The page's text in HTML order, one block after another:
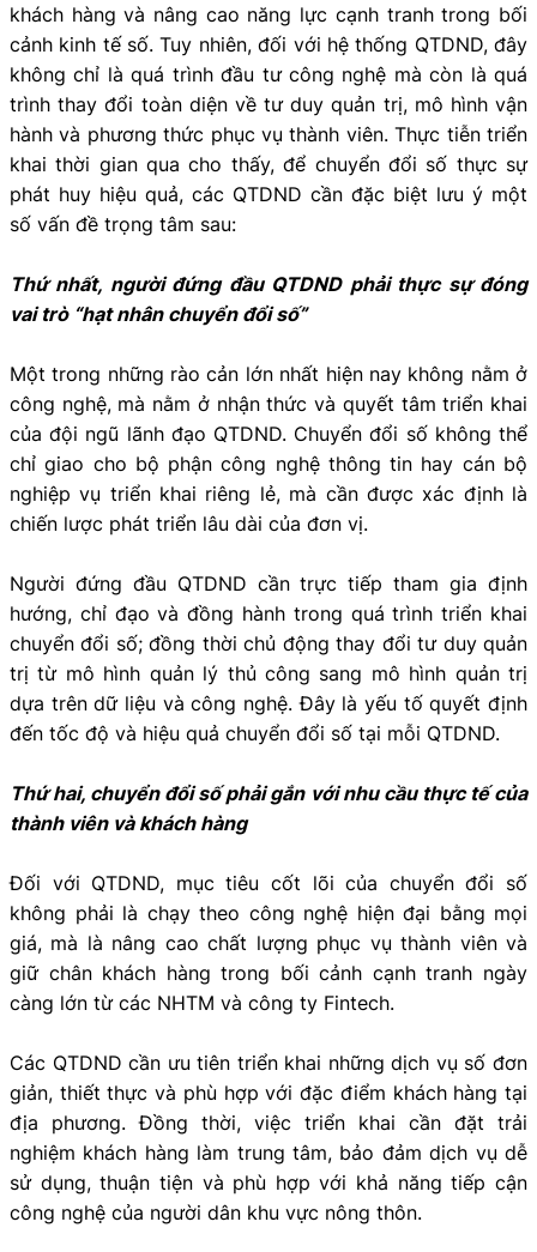
khách hàng và nâng cao năng lực cạnh tranh trong bối
cảnh kinh tế số. Tuy nhiên, đối với hệ thống QTDND, đây
không chỉ là quá trình đầu tư công nghệ mà còn là quá
trình thay đổi toàn diện về tư duy quản trị, mô hình vận
hành và phương thức phục vụ thành viên. Thực tiễn triển
khai thời gian qua cho thấy, để chuyển đổi số thực sự
phát huy hiệu quả, các QTDND cần đặc biệt lưu ý một
số vấn đề trọng tâm sau:
Thứ nhất, người đứng đầu QTDND phải thực sự đóng
vai trò “hạt nhân chuyển đổi số”
Một trong những rào cản lớn nhất hiện nay không nằm ở
công nghệ, mà nằm ở nhận thức và quyết tâm triển khai
của đội ngũ lãnh đạo QTDND. Chuyển đổi số không thể
chỉ giao cho bộ phận công nghệ thông tin hay cán bộ
nghiệp vụ triển khai riêng lẻ, mà cần được xác định là
chiến lược phát triển lâu dài của đơn vị.
Người đứng đầu QTDND cần trực tiếp tham gia định
hướng, chỉ đạo và đồng hành trong quá trình triển khai
chuyển đổi số; đồng thời chủ động thay đổi tư duy quản
trị từ mô hình quản lý thủ công sang mô hình quản trị
dựa trên dữ liệu và công nghệ. Đây là yếu tố quyết định
đến tốc độ và hiệu quả chuyển đổi số tại mỗi QTDND.
Thứ hai, chuyển đổi số phải gắn với nhu cầu thực tế của
thành viên và khách hàng
Đối với QTDND, mục tiêu cốt lõi của chuyển đổi số
không phải là chạy theo công nghệ hiện đại bằng mọi
giá, mà là nâng cao chất lượng phục vụ thành viên và
giữ chân khách hàng trong bối cảnh cạnh tranh ngày
càng lớn từ các NHTM và công ty Fintech.
Các QTDND cần ưu tiên triển khai những dịch vụ số đơn
giản, thiết thực và phù hợp với đặc điểm khách hàng tại
địa phương. Đồng thời, việc triển khai cần đặt trải
nghiệm khách hàng làm trung tâm, bảo đảm dịch vụ dễ
sử dụng, thuận tiện và phù hợp với khả năng tiếp cận
công nghệ của người dân khu vực nông thôn.